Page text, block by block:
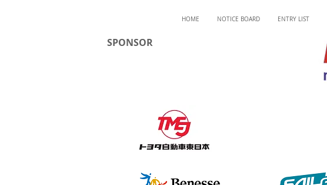
HOME NOTICE BOARD ENTRY LIST
SPONSOR